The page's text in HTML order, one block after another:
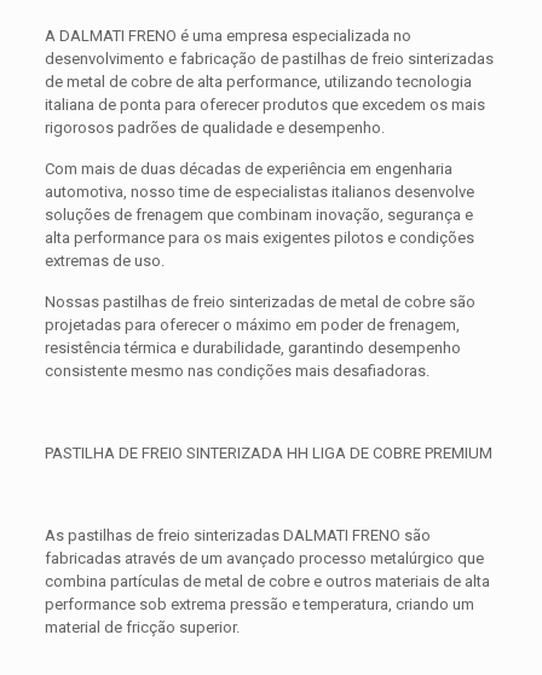
A DALMATI FRENO é uma empresa especializada no
desenvolvimento e fabricação de pastilhas de freio sinterizadas
de metal de cobre de alta performance, utilizando tecnologia
italiana de ponta para oferecer produtos que excedem os mais
rigorosos padrões de qualidade e desempenho.
Com mais de duas décadas de experiência em engenharia
automotiva, nosso time de especialistas italianos desenvolve
soluções de frenagem que combinam inovação, segurança e
alta performance para os mais exigentes pilotos e condições
extremas de uso.
Nossas pastilhas de freio sinterizadas de metal de cobre são
projetadas para oferecer o máximo em poder de frenagem,
resistência térmica e durabilidade, garantindo desempenho
consistente mesmo nas condições mais desafiadoras.
PASTILHA DE FREIO SINTERIZADA HH LIGA DE COBRE PREMIUM
As pastilhas de freio sinterizadas DALMATI FRENO são
fabricadas através de um avançado processo metalúrgico que
combina partículas de metal de cobre e outros materiais de alta
performance sob extrema pressão e temperatura, criando um
material de fricção superior.